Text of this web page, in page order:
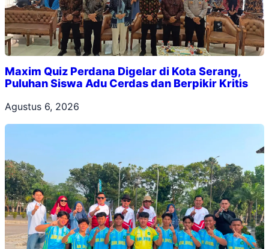
Maxim Quiz Perdana Digelar di Kota Serang,
Puluhan Siswa Adu Cerdas dan Berpikir Kritis
Agustus 6, 2026